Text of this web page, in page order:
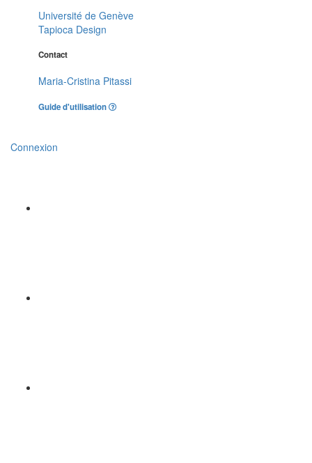
Université de Genève
Tapioca Design
Contact
Maria-Cristina Pitassi
Guide d'utilisation
Connexion